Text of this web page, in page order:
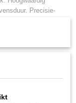
Precisie-
bij Cu-draden, ook
hardheid van de
op moeilijk